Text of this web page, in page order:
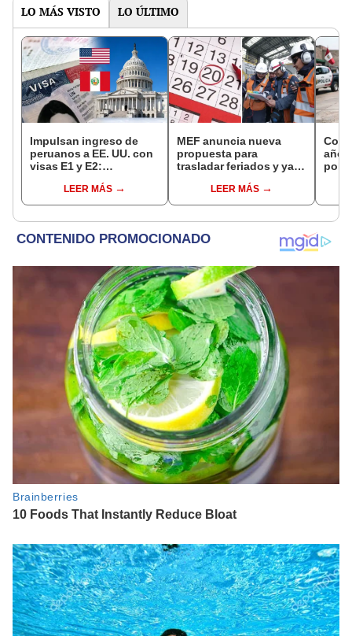
LO MÁS VISTO LO ÚLTIMO
Impulsan ingreso de
peruanos a EE. UU. con
visas E1 y E2:
pymes serían los más
beneficiados
LEER MÁS
MEF anuncia nueva
propuesta para
trasladar feriados y ya
“Lunes es mejor día”
LEER MÁS
años